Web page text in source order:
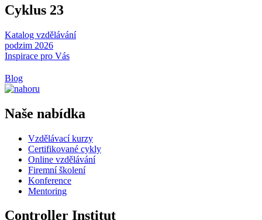
Cyklus 23
Katalog vzdělávání
podzim 2026
Inspirace pro Vás
Blog
Naše nabídka
Vzdělávací kurzy
Certifikované cykly
Online vzdělávání
Firemní školení
Konference
Mentoring
Controller Institut